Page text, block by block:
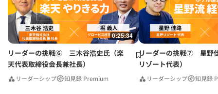
0:25:34
リーダーの挑戦⑥ 三木谷浩史氏（楽
天代表取締役会長兼社長）
リーダーシップ 知見録 Premium
リーダーの挑戦⑦ 星野
リゾート代表）
リーダーシップ 知見録